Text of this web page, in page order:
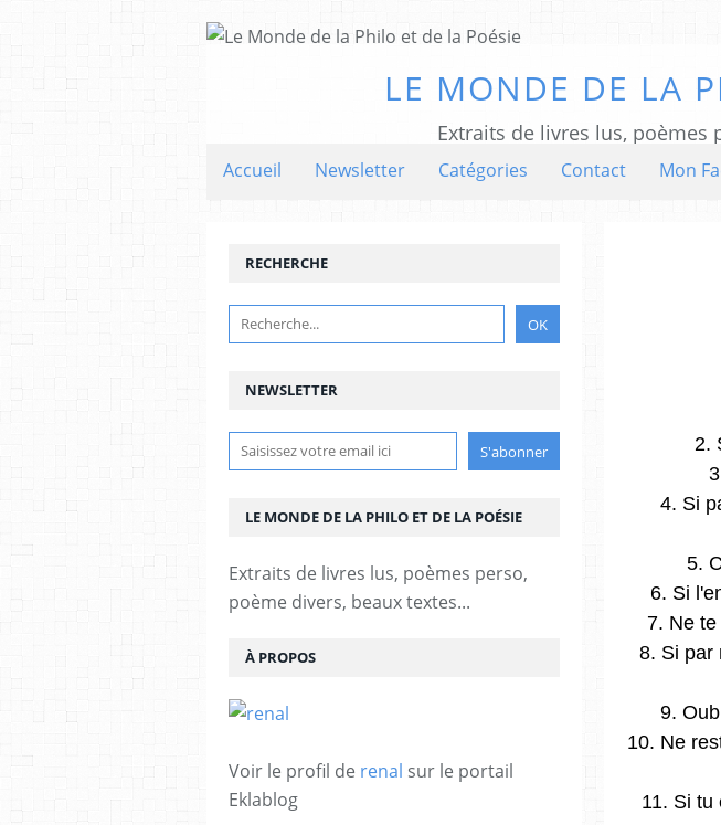
LE MONDE DE LA
Extraits de livres lus, poèmes
Accueil Newsletter Catégories Contact Mon
2.
4. Si
5.
6. Si
7. Ne
8. Si par
9.
10. Ne
11. Si tu
NEWSLETTER
RECHERCHE
LE MONDE DE LA PHILO ET DE LA POÉSIE
Extraits de livres lus, poèmes perso,
poème divers, beaux textes...
À PROPOS
Voir le profil de renal sur le portail
Eklablog